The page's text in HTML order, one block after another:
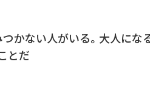
かない人がいる。大人にな
とだ